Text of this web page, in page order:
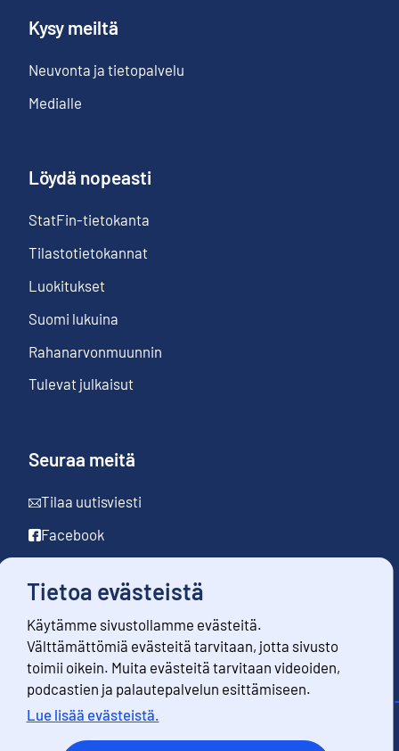
Tietoa evästeistä
Käytämme sivustollamme evästeitä.
Välttämättömiä evästeitä tarvitaan, jotta sivusto
toimii oikein. Muita evästeitä tarvitaan videoiden,
podcastien ja palautepalvelun esittämiseen.
Lue lisää evästeistä.
Kysy meiltä
Neuvonta ja tietopalvelu
Medialle
Löydä nopeasti
StatFin-tietokanta
Tilastotietokannat
Luokitukset
Suomi lukuina
Rahanarvonmuunnin
Tulevat julkaisut
Seuraa meitä
Tilaa uutisviesti
Facebook
YouTube
Instagram